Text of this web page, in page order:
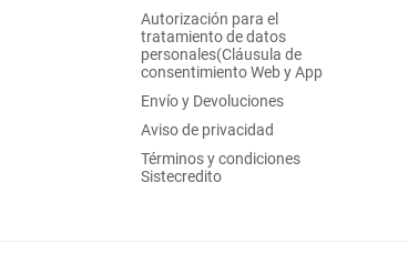
Autorización para el
tratamiento de datos
personales(Cláusula de
consentimiento Web y App
Envío y Devoluciones
Aviso de privacidad
Términos y condiciones
Sistecredito